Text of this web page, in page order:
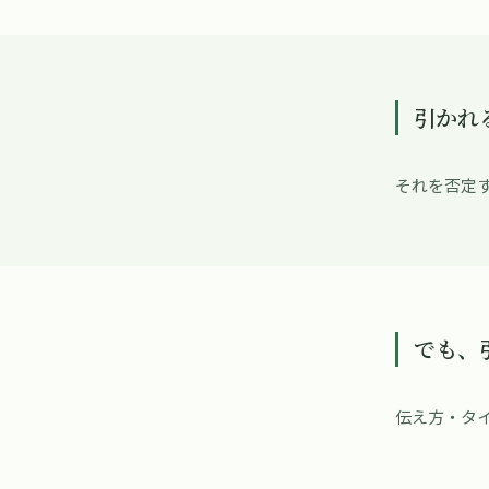
引かれ
それを否定
でも、
伝え方・タ